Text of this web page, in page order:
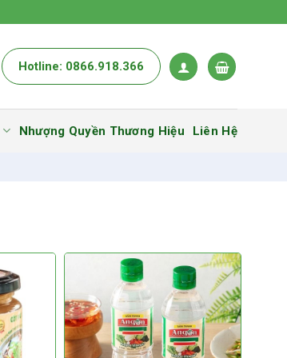
Hotline: 0866.918.366
Nhượng Quyền Thương Hiệu Liên Hệ